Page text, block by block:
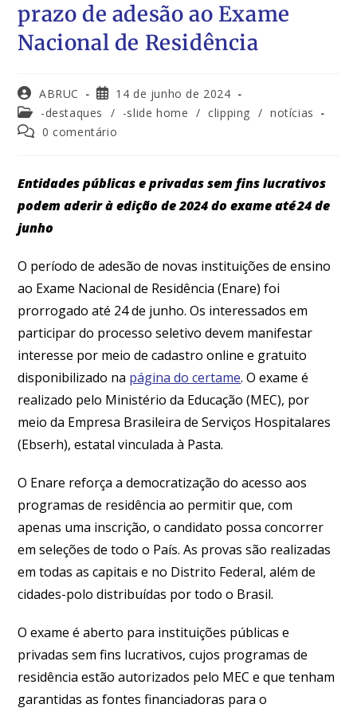
prazo de adesão ao Exame
Nacional de Residência
ABRUC
14 de junho de 2024
-destaques
/ -slide home / clipping / notícias
0 comentário
Entidades públicas e privadas sem fins lucrativos
podem aderir à edição de 2024 do exame até 24 de
junho
O período de adesão de novas instituições de ensino
ao Exame Nacional de Residência (Enare) foi
prorrogado até 24 de junho. Os interessados em
participar do processo seletivo devem manifestar
interesse por meio de cadastro online e gratuito
disponibilizado na página do certame. O exame é
realizado pelo Ministério da Educação (MEC), por
meio da Empresa Brasileira de Serviços Hospitalares
(Ebserh), estatal vinculada à Pasta.
O Enare reforça a democratização do acesso aos
programas de residência ao permitir que, com
apenas uma inscrição, o candidato possa concorrer
em seleções de todo o País. As provas são realizadas
em todas as capitais e no Distrito Federal, além de
cidades-polo distribuídas por todo o Brasil.
O exame é aberto para instituições públicas e
privadas sem fins lucrativos, cujos programas de
residência estão autorizados pelo MEC e que tenham
garantidas as fontes financiadoras para o